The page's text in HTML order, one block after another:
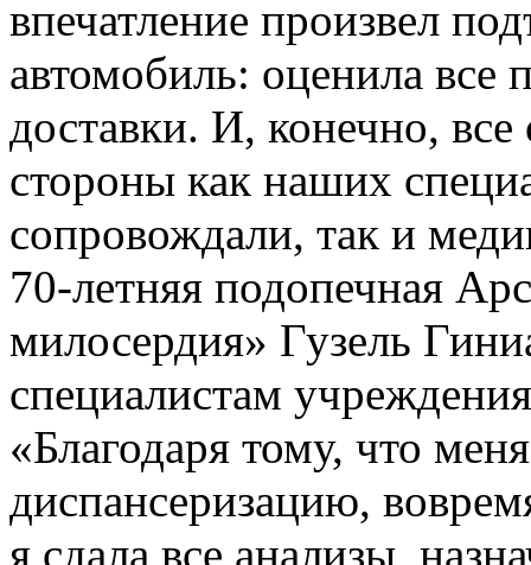
впечатление произвел
автомобиль: оценила все
доставки. И, конечно,
стороны как наших
сопровождали, так и
70-летняя подопечная
милосердия» Гузель
специалистам
«Благодаря тому, что
диспансеризацию,
я сдала все анализы,